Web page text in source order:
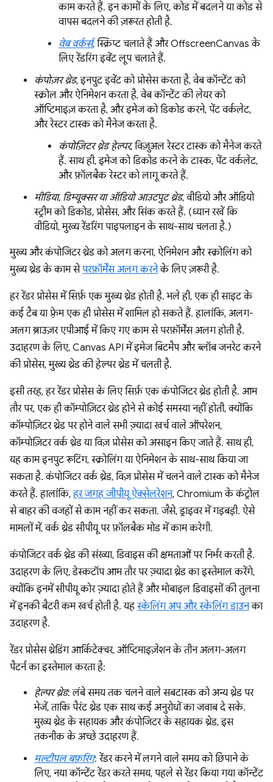
काम करते हैं. इन कामों के लिए, कोड में बदलने या कोड से
वापस बदलने की ज़रूरत होती है.
वेब वर्कर्स, स्क्रिप्ट चलाते हैं और OffscreenCanvas के
लिए रेंडरिंग इवेंट लूप चलाते हैं.
कंपोज़र थ्रेड, इनपुट इवेंट को प्रोसेस करता है, वेब कॉन्टेंट को
स्क्रोल और ऐनिमेशन करता है, वेब कॉन्टेंट की लेयर को
ऑप्टिमाइज़ करता है, और इमेज को डिकोड करने, पेंट वर्कलेट,
और रेस्टर टास्क को मैनेज करता है.
कंपोज़िटर थ्रेड हेल्पर, विज़ुअल रेस्टर टास्क को मैनेज करते
हैं. साथ ही, इमेज को डिकोड करने के टास्क, पेंट वर्कलेट,
और फ़ॉलबैक रेस्टर को लागू करते हैं.
मीडिया, डिम्यूक्सर या ऑडियो आउटपुट थ्रेड, वीडियो और ऑडियो
स्ट्रीम को डिकोड, प्रोसेस, और सिंक करते हैं. (ध्यान रखें कि
वीडियो, मुख्य रेंडरिंग पाइपलाइन के साथ-साथ चलता है.)
मुख्य और कंपोजिटर थ्रेड को अलग करना, ऐनिमेशन और स्क्रोलिंग को
मुख्य थ्रेड के काम सेपरफ़ॉर्मेंस अलग करनेके लिए ज़रूरी है.
हर रेंडर प्रोसेस में सिर्फ़ एक मुख्य थ्रेड होती है. भले ही, एक ही साइट के
कई टैब या फ़्रेम एक ही प्रोसेस में शामिल हो सकते हैं. हालांकि, अलग-
अलग ब्राउज़र एपीआई में किए गए काम से परफ़ॉर्मेंस अलग होती है.
उदाहरण के लिए, Canvas API में इमेज बिटमैप और ब्लॉब जनरेट करने
की प्रोसेस, मुख्य थ्रेड की हेल्पर थ्रेड में चलती है.
इसी तरह, हर रेंडर प्रोसेस के लिए सिर्फ़ एक कंपोजिटर थ्रेड होती है. आम
तौर पर, एक ही कॉम्पोज़िटर थ्रेड होने से कोई समस्या नहीं होती, क्योंकि
कॉम्पोज़िटर थ्रेड पर होने वाले सभी ज़्यादा खर्च वाले ऑपरेशन,
कॉम्पोज़िटर वर्क थ्रेड या विज़ प्रोसेस को असाइन किए जाते हैं. साथ ही,
यह काम इनपुट रूटिंग, स्क्रोलिंग या ऐनिमेशन के साथ-साथ किया जा
सकता है. कंपोजिटर वर्क थ्रेड, विज़ प्रोसेस में चलने वाले टास्क को मैनेज
करते हैं. हालांकि,हर जगह जीपीयू ऐक्सेलरेशन, Chromium के कंट्रोल
से बाहर की वजहों से काम नहीं कर सकता. जैसे, ड्राइवर में गड़बड़ी. ऐसे
मामलों में, वर्क थ्रेड सीपीयू पर फ़ॉलबैक मोड में काम करेगी.
कंपोजिटर वर्क थ्रेड की संख्या, डिवाइस की क्षमताओं पर निर्भर करती है.
उदाहरण के लिए, डेस्कटॉप आम तौर पर ज़्यादा थ्रेड का इस्तेमाल करेंगे,
क्योंकि इनमें सीपीयू कोर ज़्यादा होते हैं और मोबाइल डिवाइसों की तुलना
में इनकी बैटरी कम खर्च होती है. यह स्केलिंग अप और स्केलिंग डाउनका
उदाहरण है.
रेंडर प्रोसेस थ्रेडिंग आर्किटेक्चर, ऑप्टिमाइज़ेशन के तीन अलग-अलग
पैटर्न का इस्तेमाल करता है:
हेल्पर थ्रेड: लंबे समय तक चलने वाले सबटास्क को अन्य थ्रेड पर
भेजें, ताकि पैरंट थ्रेड एक साथ कई अनुरोधों का जवाब दे सके.
मुख्य थ्रेड के सहायक और कंपोजिटर के सहायक थ्रेड, इस
तकनीक के अच्छे उदाहरण हैं.
मल्टीपल बफ़रिंग: रेंडर करने में लगने वाले समय को छिपाने के
लिए, नया कॉन्टेंट रेंडर करते समय, पहले से रेंडर किया गया कॉन्टेंट